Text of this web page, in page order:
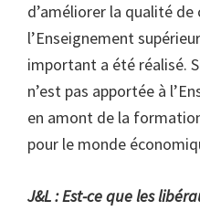
d’améliorer la qualité
l’Enseignement
important a été réalisé.
n’est pas apportée à
en amont de la
pour le monde
J&L : Est-ce que les